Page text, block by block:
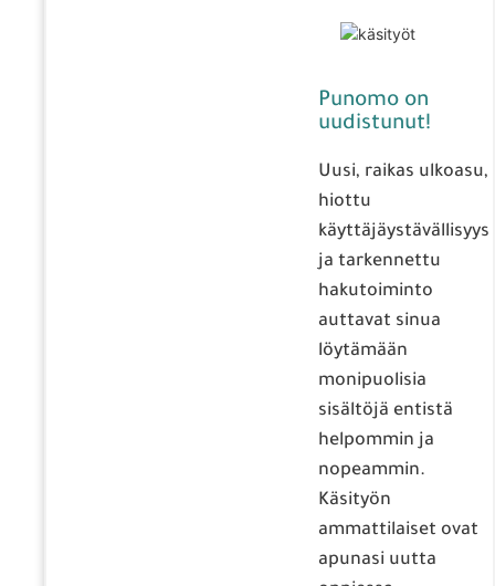
Punomo on
uudistunut!
Uusi, raikas ulkoasu,
hiottu
käyttäjäystävällisyys
ja tarkennettu
hakutoiminto
auttavat sinua
löytämään
monipuolisia
sisältöjä entistä
helpommin ja
nopeammin.
Käsityön
ammattilaiset ovat
apunasi uutta